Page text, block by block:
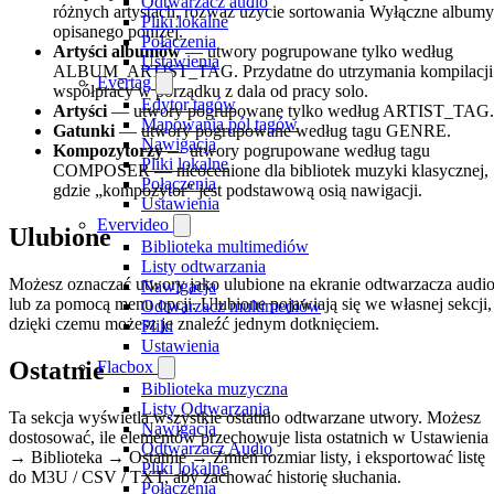
Pliki lokalne
Połączenia
Ustawienia
Evertag
Edytor tagów
Mapowania pól tagów
Nawigacja
Pliki lokalne
Połączenia
Ustawienia
Evervideo
Biblioteka multimediów
Listy odtwarzania
Nawigacja
Odtwarzacz multimediów
Pliki
Ustawienia
Flacbox
Biblioteka muzyczna
Listy Odtwarzania
Nawigacja
Odtwarzacz Audio
Pliki lokalne
Połączenia
różnych artystach, rozważ użycie sortowania Wyłączne albumy
opisanego poniżej.
Artyści albumów— utwory pogrupowane tylko według
ALBUM_ARTIST_TAG. Przydatne do utrzymania
współpracy w porządku z dala od pracy solo.
Artyści — utwory pogrupowane tylko według ARTIST_TAG.
Gatunki — utwory pogrupowane według tagu GENRE.
Kompozytorzy— utwory pogrupowane według tagu
COMPOSER — nieocenione dla bibliotek muzyki klasycznej,
gdzie „kompozytor" jest podstawową osią nawigacji.
Ulubione
Możesz oznaczać utwory jako ulubione na ekranie odtwarzacza audio
lub za pomocą menu opcji. Ulubione pojawiają się we własnej sekcji,
dzięki czemu możesz je znaleźć jednym dotknięciem.
Ostatnie
Ta sekcja wyświetla wszystkie ostatnio odtwarzane utwory. Możesz
dostosować, ile elementów przechowuje lista ostatnich w Ustawienia
→ Biblioteka → Ostatnie → Zmień rozmiar listy, i eksportować listę
do M3U / CSV / TXT, aby zachować historię słuchania.